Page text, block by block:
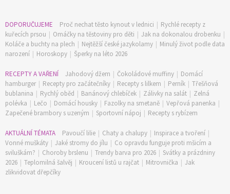
DOPORUČUJEME Proč nechat těsto kynout v lednici | Rychlé recepty z
kuřecích prsou | Omáčky na těstoviny pro děti | Jak na dokonalou drobenku |
Koláče a buchty na plech | Nejtěžší české jazykolamy | Minulý život podle data
narození | Horoskopy | Šperky na léto 2026
RECEPTY A VAŘENÍ Jahodový džem | Čokoládové muffiny | Domácí
hamburger | Recepty pro začátečníky | Recepty s lilkem | Perník | Třešňová
bublanina | Rychlý oběd | Banánový chlebíček | Zálivky na salát | Zelná
polévka | Lečo | Domácí housky | Fazolky na smetaně | Vepřová panenka |
Zapečené brambory s uzeným | Sportovní nápoj | Recepty s rybízem
AKTUÁLNÍ TÉMATA Pavoučí lilie | Chaty a chalupy | Inspirace a tvoření |
Vonné muškáty | Jaké stromy do jílu | Co opravdu funguje proti mšicím a
sviluškám? | Choroby brslenu | Trendy barva pro 2026 | Svátky a prázdniny
2026 | Teplomilná šalvěj | Kroucení listů u rajčat | Mitrovnička | Jak
zlikvidovat dřepčíky